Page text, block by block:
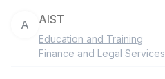
O‘zbekiston
A AIST
Education and Training
Finance and Legal Services